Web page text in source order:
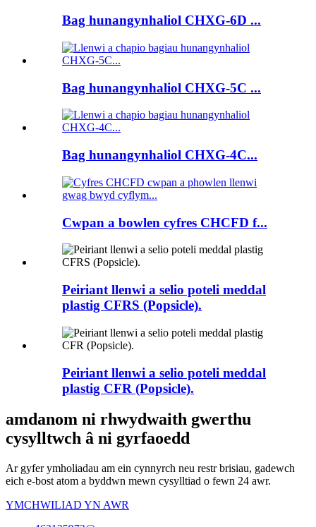
Bag hunangynhaliol CHXG-6D ...
Bag hunangynhaliol CHXG-5C ...
Bag hunangynhaliol CHXG-4C...
Cwpan a bowlen cyfres CHCFD f...
Peiriant llenwi a selio poteli meddal
plastig CFRS (Popsicle).
Peiriant llenwi a selio poteli meddal
plastig CFR (Popsicle).
amdanom ni rhwydwaith gwerthu
cysylltwch â ni gyrfaoedd
Ar gyfer ymholiadau am ein cynnyrch neu restr brisiau, gadewch
eich e-bost atom a byddwn mewn cysylltiad o fewn 24 awr.
YMCHWILIAD YN AWR